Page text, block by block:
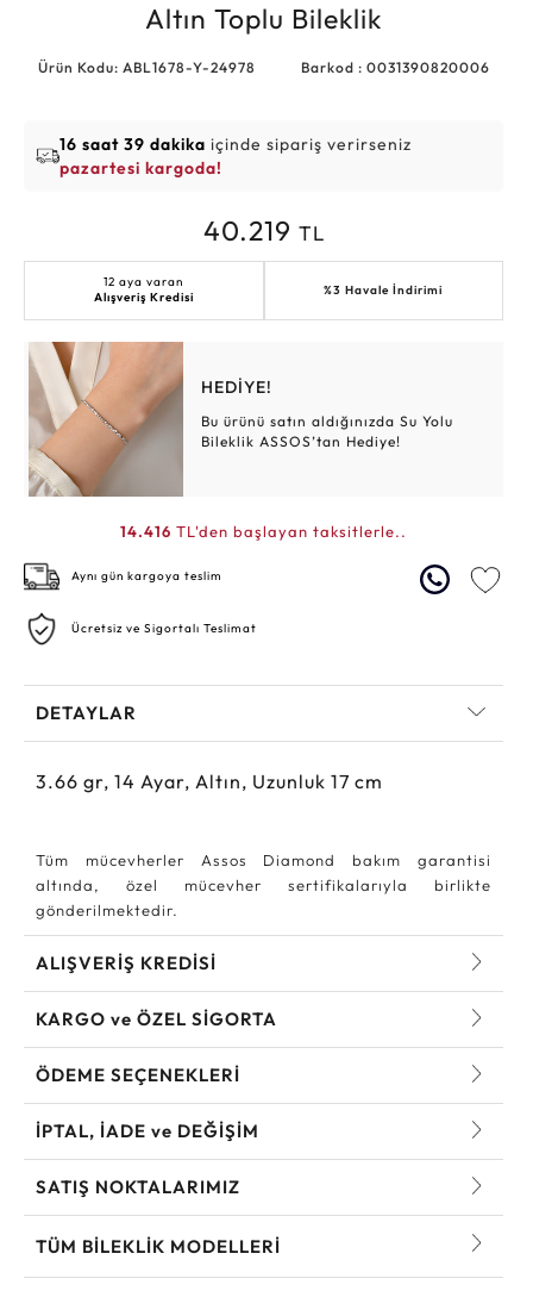
Altın Toplu Bileklik
Ürün Kodu: ABL1678-Y-24978 Barkod : 0031390820006
16 saat 39 dakika içinde sipariş verirseniz
pazartesi kargoda!
40.219 TL
12 aya varan
Alışveriş Kredisi
%3 Havale İndirimi
HEDİYE!
Bu ürünü satın aldığınızda Su Yolu
Bileklik ASSOS’tan Hediye!
14.416 TL'den başlayan taksitlerle..
Aynı gün kargoya teslim
Ücretsiz ve Sigortalı Teslimat
DETAYLAR
3.66 gr, 14 Ayar, Altın, Uzunluk 17 cm
Tüm mücevherler Assos Diamond bakım garantisi
altında, özel mücevher sertifikalarıyla birlikte
gönderilmektedir.
ALIŞVERİŞ KREDİSİ
KARGO ve ÖZEL SİGORTA
ÖDEME SEÇENEKLERİ
İPTAL, İADE ve DEĞİŞİM
SATIŞ NOKTALARIMIZ
TÜM BILEKLIK MODELLERI